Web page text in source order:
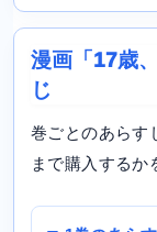
漫画「17歳
じ
巻ごとのあらす
まで購入するか